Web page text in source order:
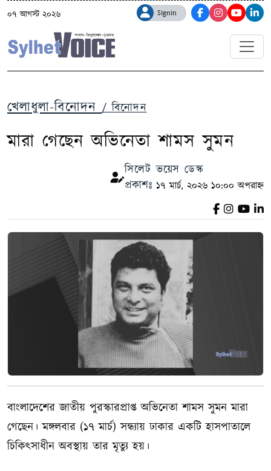
০৭ আগস্ট ২০২৬ Signin
খেলাধুলা-বিনোদন / বিনোদন
মারা গেছেন অভিনেতা শামস সুমন
সিলেট ভয়েস ডেস্ক
প্রকাশঃ ১৭ মার্চ, ২০২৬ ১০:০০ অপরাহ্ন
বাংলাদেশের জাতীয় পুরস্কারপ্রাপ্ত অভিনেতা শামস সুমন মারা
গেছেন। মঙ্গলবার (১৭ মার্চ) সন্ধ্যায় ঢাকার একটি হাসপাতালে
চিকিৎসাধীন অবস্থায় তার মৃত্যু হয়।